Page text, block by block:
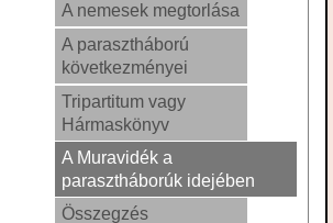
A nemesek megtorlása
A parasztháború
következményei
Tripartitum vagy
Hármaskönyv
A Muravidék a
parasztháborúk idejében
Összegzés